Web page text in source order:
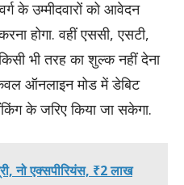
के उम्मीदवारों को आवेदन
होगा. वहीं एससी, एसटी,
भी तरह का शुल्क नहीं देना
ऑनलाइन मोड में डेबिट
के जरिए किया जा सकेगा.
नो एक्सपीरियंस, ₹2 लाख